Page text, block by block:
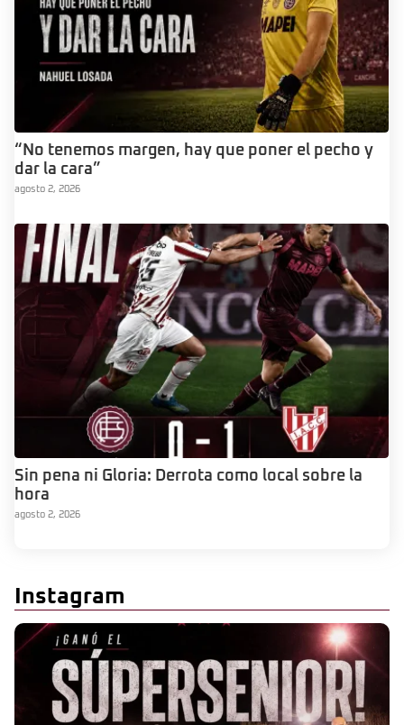
“No tenemos margen, hay que poner el pecho y
dar la cara”
agosto 2, 2026
Sin pena ni Gloria: Derrota como local sobre la
hora
agosto 2, 2026
Instagram